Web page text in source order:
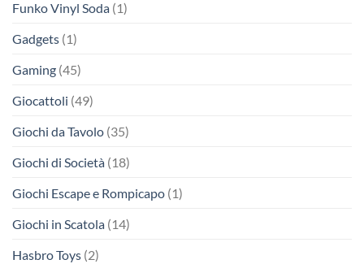
Funko Vinyl Soda (1)
Gadgets (1)
Gaming (45)
Giocattoli (49)
Giochi da Tavolo (35)
Giochi di Società (18)
Giochi Escape e Rompicapo (1)
Giochi in Scatola (14)
Hasbro Toys (2)